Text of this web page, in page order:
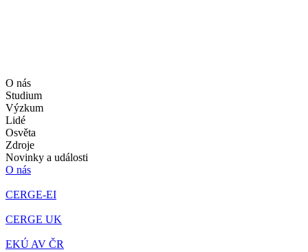
O nás
Studium
Výzkum
Lidé
Osvěta
Zdroje
Novinky a události
O nás
CERGE-EI
CERGE UK
EKÚ AV ČR